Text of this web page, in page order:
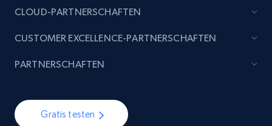
specified keywords
Reviews count shop, Reviews count item, Initial
Gratis testen
CLOUD-PARTNERSCHAFTEN
CUSTOMER EXCELLENCE-PARTNERSCHAFTEN
PARTNERSCHAFTEN